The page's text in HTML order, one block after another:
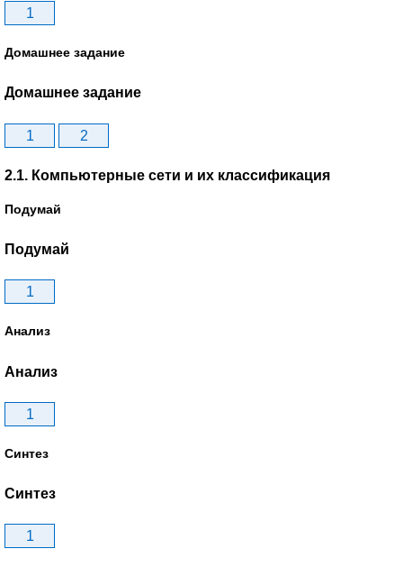
1
Домашнее задание
Домашнее задание
1 2
2.1. Компьютерные сети и их классификация
Подумай
Подумай
1
Анализ
Анализ
1
Синтез
Синтез
1